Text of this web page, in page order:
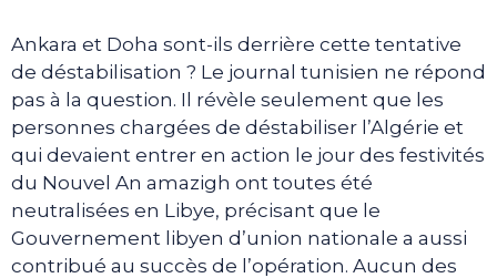
Ankara et Doha sont-ils derrière cette tentative
de déstabilisation ? Le journal tunisien ne répond
pas à la question. Il révèle seulement que les
personnes chargées de déstabiliser l’Algérie et
qui devaient entrer en action le jour des festivités
du Nouvel An amazigh ont toutes été
neutralisées en Libye, précisant que le
Gouvernement libyen d’union nationale a aussi
contribué au succès de l’opération. Aucun des